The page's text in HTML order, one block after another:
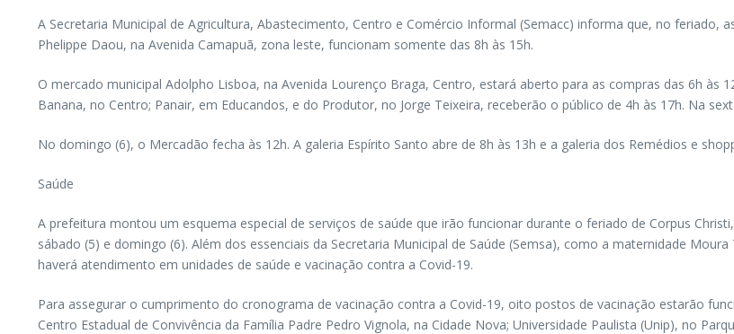
A Secretaria Municipal de Agricultura, Abastecimento, Centro e Comércio Informal (Semacc) informa que, no feriado,
Phelippe Daou, na Avenida Camapuã, zona leste, funcionam somente das 8h às 15h.
O mercado municipal Adolpho Lisboa, na Avenida Lourenço Braga, Centro, estará aberto para as compras das 6h às
Banana, no Centro; Panair, em Educandos, e do Produtor, no Jorge Teixeira, receberão o público de 4h às 17h. Na
No domingo (6), o Mercadão fecha às 12h. A galeria Espírito Santo abre de 8h às 13h e a galeria dos Remédios e
Saúde
A prefeitura montou um esquema especial de serviços de saúde que irão funcionar durante o feriado de Corpus
sábado (5) e domingo (6). Além dos essenciais da Secretaria Municipal de Saúde (Semsa), como a maternidade
haverá atendimento em unidades de saúde e vacinação contra a Covid-19.
Para assegurar o cumprimento do cronograma de vacinação contra a Covid-19, oito postos de vacinação estarão
Centro Estadual de Convivência da Família Padre Pedro Vignola, na Cidade Nova; Universidade Paulista (Unip), no